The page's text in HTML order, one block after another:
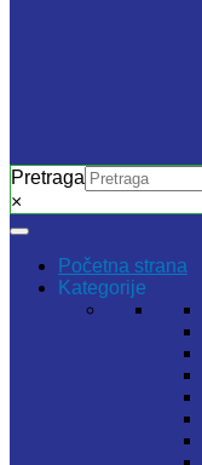
Pretraga
×
Početna strana
Kategorije